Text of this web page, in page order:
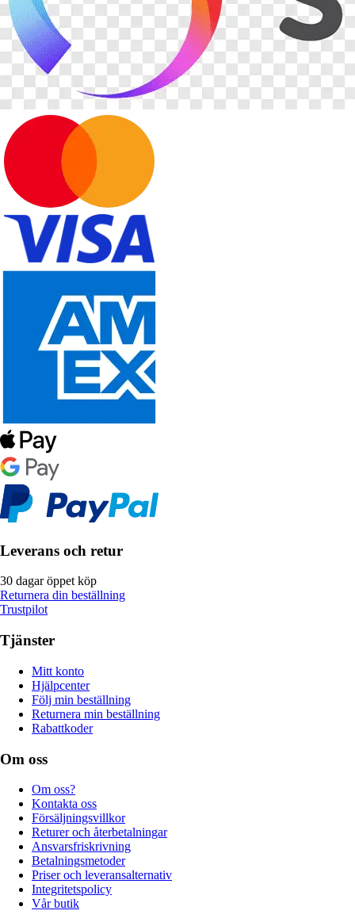
Leverans och retur
30 dagar öppet köp
Returnera din beställning
Trustpilot
Tjänster
Mitt konto
Hjälpcenter
Följ min beställning
Returnera min beställning
Rabattkoder
Om oss
Om oss?
Kontakta oss
Försäljningsvillkor
Returer och återbetalningar
Ansvarsfriskrivning
Betalningsmetoder
Priser och leveransalternativ
Integritetspolicy
Vår butik